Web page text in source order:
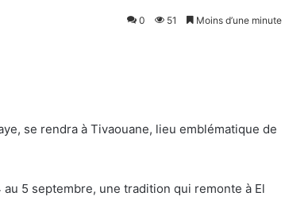
0 51 Moins d’une minute
se rendra à Tivaouane, lieu emblématique de
5 septembre, une tradition qui remonte à El